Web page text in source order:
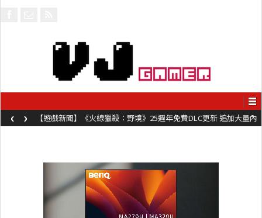
【遊戲新聞】《火線獵殺：野境》25週年免費DLC更新 追加大量內
容同時系舊作限時超平價折扣
‹ ›